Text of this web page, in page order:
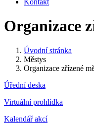
Kontakt
Organizace
Úvodní stránka
Městys
Organizace zřízené
Úřední deska
Virtuální prohlídka
Kalendář akcí